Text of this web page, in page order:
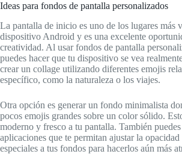
Ideas para fondos de pantalla personalizados
La pantalla de inicio es uno de los lugares más
dispositivo Android y es una excelente
creatividad. Al usar fondos de pantalla
puedes hacer que tu dispositivo se vea
crear un collage utilizando diferentes emojis
específico, como la naturaleza o los viajes.
Otra opción es generar un fondo minimalista
pocos emojis grandes sobre un color sólido.
moderno y fresco a tu pantalla. También
aplicaciones que te permitan ajustar la
especiales a tus fondos para hacerlos aún más